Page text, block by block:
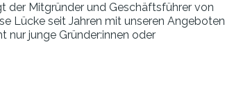
der Mitgründer und Geschäftsführer von
Lücke seit Jahren mit unseren Angeboten
nur junge Gründer:innen oder